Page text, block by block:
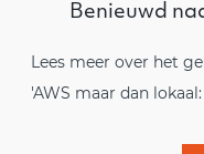
Benieuwd
Lees meer over het
'AWS maar dan